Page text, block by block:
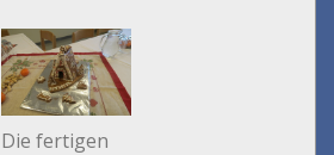
Die fertigen